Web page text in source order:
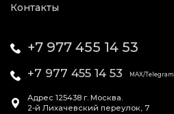
Контакты
+7 977 455 14 53
+7 977 455 14 53 MAX/Telegram
Адрес 125438 г. Москва.
2-й Лихачевский переулок, 7